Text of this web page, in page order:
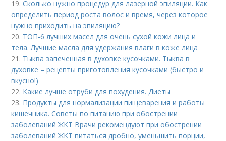
19.Сколько нужно процедур для лазерной эпиляции. Как
определить период роста волос и время, через которое
нужно приходить на эпиляцию?
20. ТОП-6 лучших масел для очень сухой кожи лица и
тела. Лучшие масла для удержания влаги в коже лица
21. Тыква запеченная в духовке кусочками. Тыква в
духовке – рецепты приготовления кусочками (быстро и
вкусно!)
22. Какие лучше отруби для похудения. Диеты
23. Продукты для нормализации пищеварения и работы
кишечника. Советы по питанию при обострении
заболеваний ЖКТ Врачи рекомендуют при обострении
заболеваний ЖКТ питаться дробно, уменьшить порции,